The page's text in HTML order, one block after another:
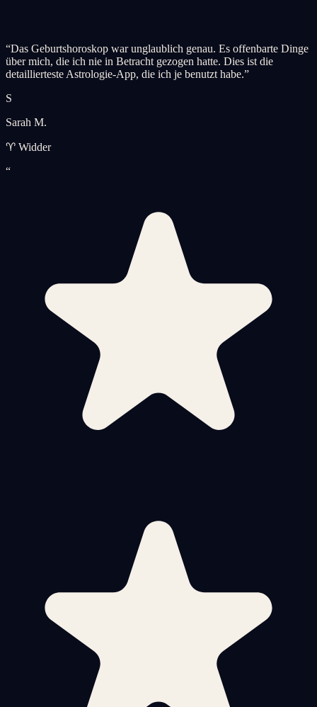
“Das Geburtshoroskop war unglaublich genau. Es offenbarte Dinge
über mich, die ich nie in Betracht gezogen hatte. Dies ist die
detaillierteste Astrologie-App, die ich je benutzt habe.”
S
Sarah M.
♈ Widder
“